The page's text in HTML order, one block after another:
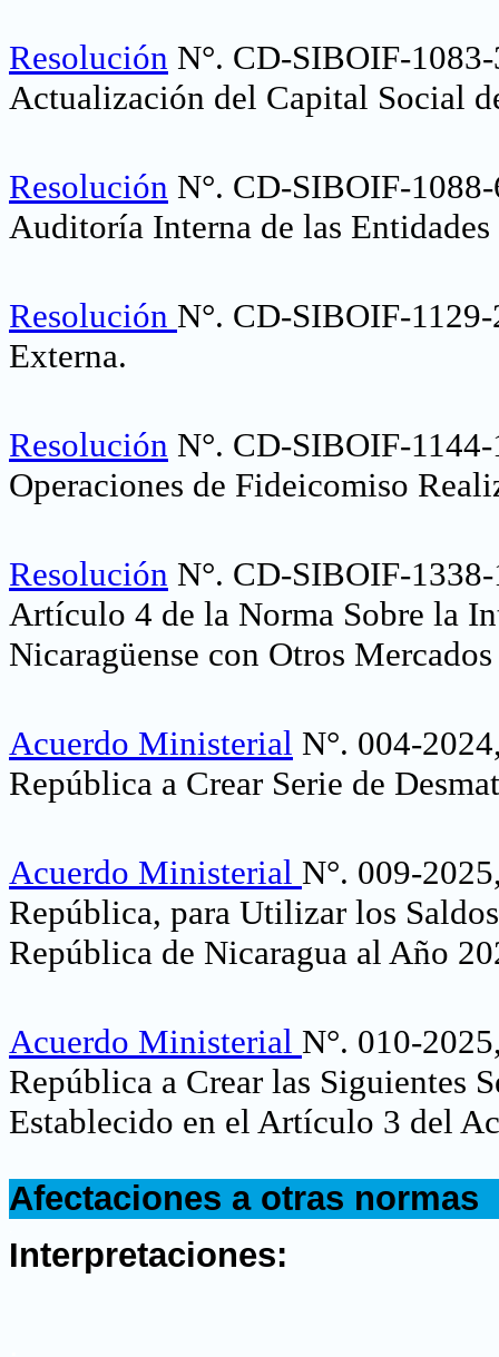
Resolución N°. CD-SIBOIF-
Actualización del Capital Social
Resolución N°. CD-SIBOIF-
Auditoría Interna de las Entidades
Resolución N°. CD-SIBOIF-
Externa.
Resolución N°. CD-SIBOIF-
Operaciones de Fideicomiso
Resolución N°. CD-SIBOIF-
Artículo 4 de la Norma Sobre la
Nicaragüense con Otros
Acuerdo Ministerial N°. 004-
República a Crear Serie de
Acuerdo Ministerial N°. 009-
República, para Utilizar los
República de Nicaragua al Año
Acuerdo Ministerial N°. 010-
República a Crear las Siguientes
Establecido en el Artículo 3 del
Afectaciones a otras normas
Interpretaciones: